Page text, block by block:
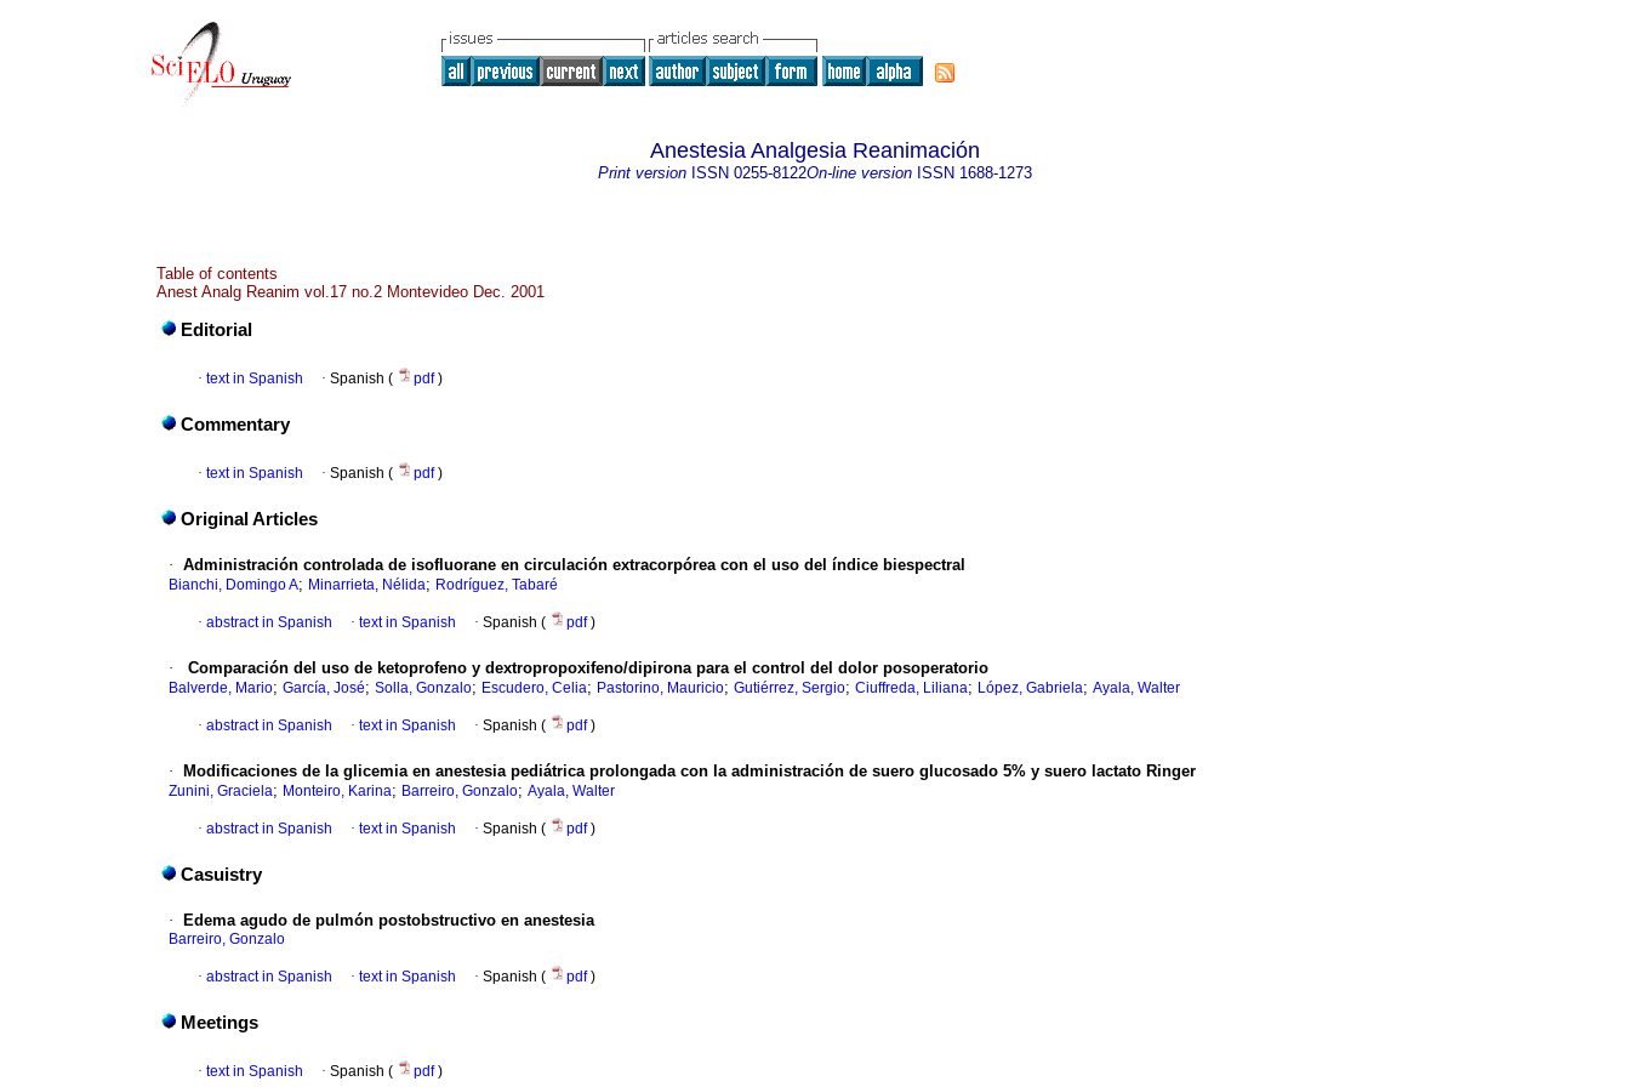
Anestesia Analgesia Reanimación
Print version ISSN 0255-8122On-line version ISSN 1688-1273
Table of contents
Anest Analg Reanim vol.17 no.2 Montevideo Dec. 2001
Editorial
· text in Spanish · Spanish ( pdf)
Commentary
· text in Spanish · Spanish ( pdf)
Original Articles
· Administración controlada de isofluorane en circulación extracorpórea con el uso del índice biespectral
Bianchi, Domingo A; Minarrieta, Nélida; Rodríguez, Tabaré
· abstract in Spanish · text in Spanish · Spanish ( pdf)
· Comparación del uso de ketoprofeno y dextropropoxifeno/dipirona para el control del dolor posoperatorio
Balverde, Mario; García, José; Solla, Gonzalo; Escudero, Celia; Pastorino, Mauricio; Gutiérrez, Sergio; Ciuffreda, Liliana; López, Gabriela; Ayala, Walter
· abstract in Spanish · text in Spanish · Spanish ( pdf)
· Modificaciones de la glicemia en anestesia pediátrica prolongada con la administración de suero glucosado 5% y suero lactato Ringer
Zunini, Graciela; Monteiro, Karina; Barreiro, Gonzalo; Ayala, Walter
· abstract in Spanish · text in Spanish · Spanish ( pdf)
Casuistry
· Edema agudo de pulmón postobstructivo en anestesia
Barreiro, Gonzalo
· abstract in Spanish · text in Spanish · Spanish ( pdf)
Meetings
· text in Spanish · Spanish ( pdf)